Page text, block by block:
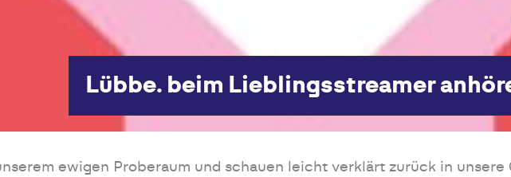
Lübbe. beim Lieblingsstreamer
ewigen Proberaum und schauen leicht verklärt zurück in